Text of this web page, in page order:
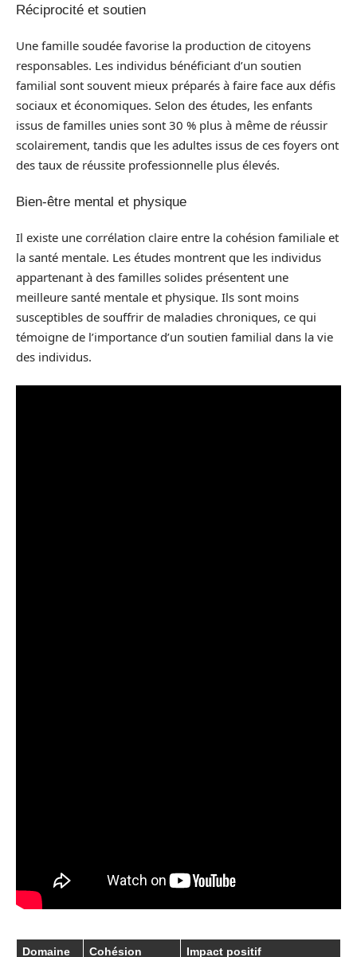
Réciprocité et soutien
Une famille soudée favorise la production de citoyens
responsables. Les individus bénéficiant d’un soutien
familial sont souvent mieux préparés à faire face aux défis
sociaux et économiques. Selon des études, les enfants
issus de familles unies sont 30 % plus à même de réussir
scolairement, tandis que les adultes issus de ces foyers ont
des taux de réussite professionnelle plus élevés.
Bien-être mental et physique
Il existe une corrélation claire entre la cohésion familiale et
la santé mentale. Les études montrent que les individus
appartenant à des familles solides présentent une
meilleure santé mentale et physique. Ils sont moins
susceptibles de souffrir de maladies chroniques, ce qui
témoigne de l’importance d’un soutien familial dans la vie
des individus.
Domaine Cohésion Impact positif